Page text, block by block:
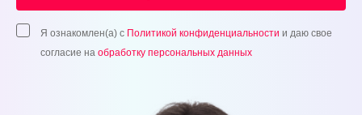
Я ознакомлен(а) с Политикой конфиденциальности и даю свое
согласие на обработку персональных данных